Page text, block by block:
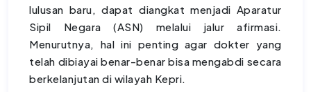
lulusan baru, dapat diangkat menjadi Aparatur
Sipil Negara (ASN) melalui jalur afirmasi.
Menurutnya, hal ini penting agar dokter yang
telah dibiayai benar-benar bisa mengabdi secara
berkelanjutan di wilayah Kepri.